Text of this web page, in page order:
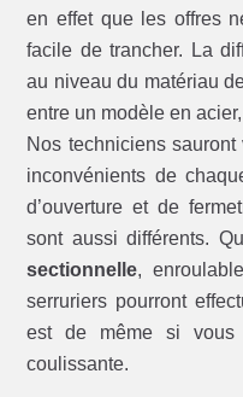
en effet que les offres
facile de trancher. La
au niveau du matériau
entre un modèle en
Nos techniciens
inconvénients de
d’ouverture et de
sont aussi différents.
sectionnelle,
serruriers pourront
est de même si
coulissante.